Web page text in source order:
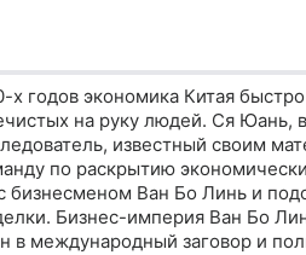
годов экономика Китая
на руку людей. Ся Юань,
известный своим
по раскрытию
бизнесменом Ван Бо Линь и
Бизнес-империя Ван Бо
в международный заговор и